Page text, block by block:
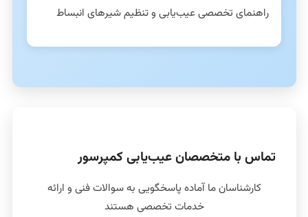
راهنمای تخصصی عیب‌یابی و تنظیم شیرهای انبساط
تماس با متخصصان عیب‌یابی کمپرسور
کارشناسان ما آماده پاسخگویی به سوالات فنی و ارائه
خدمات تخصصی هستند